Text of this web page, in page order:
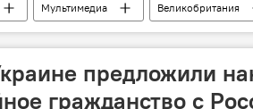
Мультимедиа Великобритания
предложили
гражданство с